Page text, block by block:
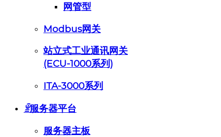
网管型
Modbus网关
站立式工业通讯网关
(ECU-1000系列)
ITA-3000系列
ꁇ服务器平台
服务器主板